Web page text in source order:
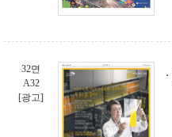
32면
A32
[광고]